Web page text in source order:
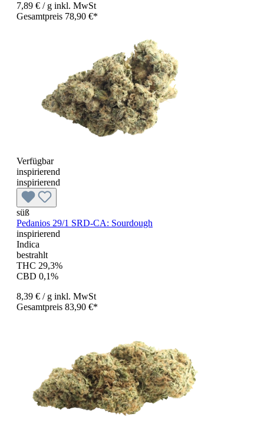
7,89 € / g inkl. MwSt
Gesamtpreis 78,90 €*
Verfügbar
inspirierend
inspirierend
süß
Pedanios 29/1 SRD-CA: Sourdough
inspirierend
Indica
bestrahlt
THC 29,3%
CBD 0,1%
8,39 € / g inkl. MwSt
Gesamtpreis 83,90 €*